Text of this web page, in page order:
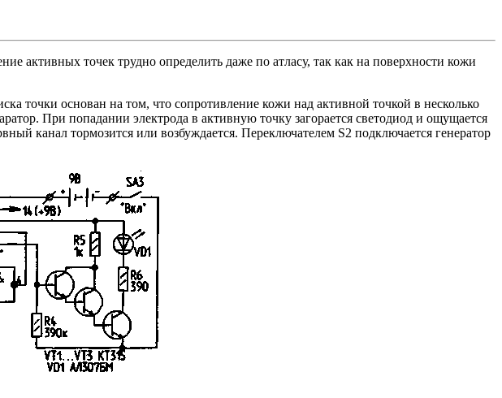
активных точек трудно определить даже по атласу, так как на поверхности кожи
точки основан на том, что сопротивление кожи над активной точкой в несколько
При попадании электрода в активную точку загорается светодиод и ощущается
канал тормозится или возбуждается. Переключателем S2 подключается генератор